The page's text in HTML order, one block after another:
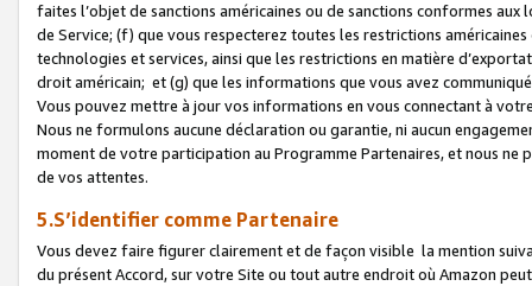
faites l’objet de sanctions américaines ou de sanctions conformes
de Service; (f) que vous respecterez toutes les restrictions
technologies et services, ainsi que les restrictions en matière
droit américain; et (g) que les informations que vous avez
Vous pouvez mettre à jour vos informations en vous connectant à
Nous ne formulons aucune déclaration ou garantie, ni aucun
moment de votre participation au Programme Partenaires, et nous
de vos attentes.
5.S’identifier comme Partenaire
Vous devez faire figurer clairement et de façon visible la mention
du présent Accord, sur votre Site ou tout autre endroit où Amazon